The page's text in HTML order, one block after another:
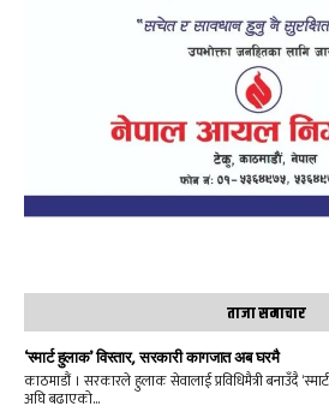
ताजा समाचार
‘स्मार्ट हुलाक’ विस्तार, सरकारी कागजात अब घरमै
काठमाडौं । सरकारले हुलाक सेवालाई प्रविधिमैत्री बनाउँदै
अघि बढाएको...